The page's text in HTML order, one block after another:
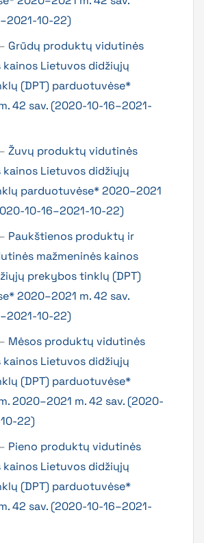
10-22)
Grūdų produktų vidutinės
kainos Lietuvos didžiųjų
(DPT) parduotuvėse*
42 sav. (2020-10-16–2021-
Žuvų produktų vidutinės
kainos Lietuvos didžiųjų
parduotuvėse* 2020–2021
10-16–2021-10-22)
Paukštienos produktų ir
mažmeninės kainos
prekybos tinklų (DPT)
2020–2021 m. 42 sav.
10-22)
Mėsos produktų vidutinės
kainos Lietuvos didžiųjų
(DPT) parduotuvėse*
2020–2021 m. 42 sav. (2020-
22)
Pieno produktų vidutinės
kainos Lietuvos didžiųjų
(DPT) parduotuvėse*
42 sav. (2020-10-16–2021-